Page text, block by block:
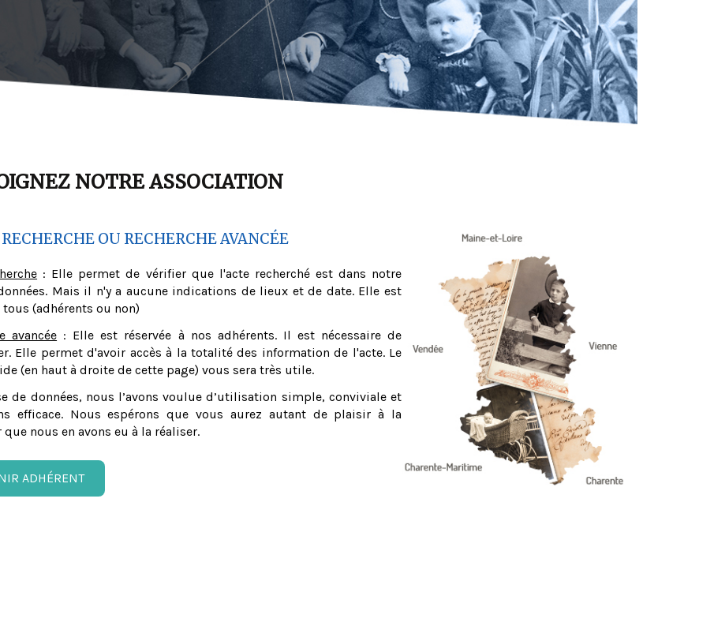
NOTRE ASSOCIATION
OU RECHERCHE AVANCÉE
: Elle permet de vérifier que l'acte recherché est dans notre
Mais il n'y a aucune indications de lieux et de date. Elle est
tous (adhérents ou non)
avancée : Elle est réservée à nos adhérents. Il est nécessaire de
Elle permet d'avoir accès à la totalité des information de l'acte. Le
(en haut à droite de cette page) vous sera très utile.
de données, nous l’avons voulue d’utilisation simple, conviviale et
efficace. Nous espérons que vous aurez autant de plaisir à la
nous en avons eu à la réaliser.
ADHÉRENT